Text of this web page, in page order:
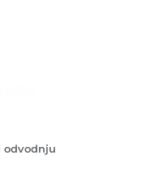
odvodnju